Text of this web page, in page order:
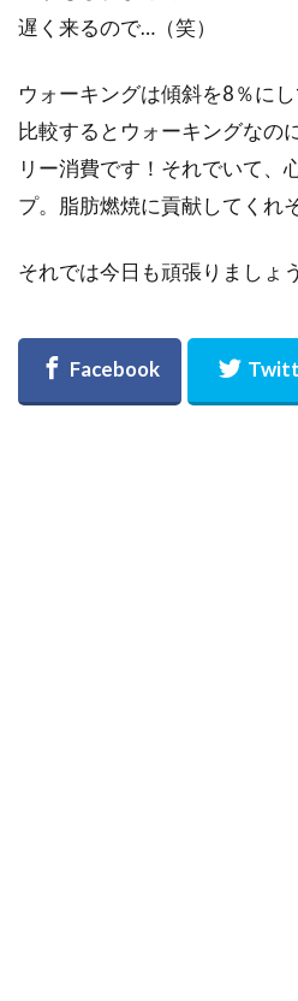
遅く来るので…（笑）
ウォーキングは傾斜を8％に
比較するとウォーキングなの
リー消費です！それでいて、
プ。脂肪燃焼に貢献してくれ
それでは今日も頑張りましょ